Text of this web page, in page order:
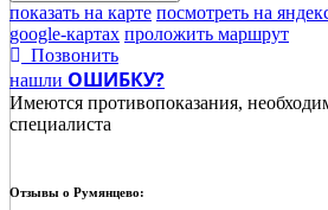
показать на карте посмотреть на
google-картах проложить маршрут
Позвонить
нашли ОШИБКУ?
Имеются противопоказания,
специалиста
Отзывы о Румянцево: